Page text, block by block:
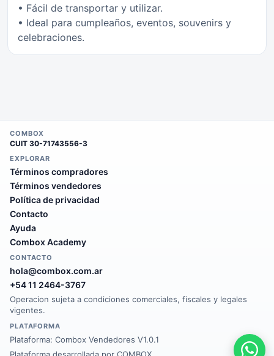
• Fácil de transportar y utilizar.
• Ideal para cumpleaños, eventos, souvenirs y
celebraciones.
COMBOX
CUIT 30-71743556-3
EXPLORAR
Términos compradores
Términos vendedores
Política de privacidad
Contacto
Ayuda
Combox Academy
CONTACTO
hola@combox.com.ar
+54 11 2464-3767
Operacion sujeta a condiciones comerciales, fiscales y legales
vigentes.
PLATAFORMA
Plataforma: Combox Vendedores V1.0.1